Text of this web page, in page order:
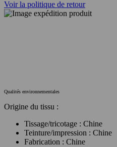
Voir la politique de retour
Qualités environnementales
Origine du tissu :
Tissage/tricotage : Chine
Teinture/impression : Chine
Fabrication : Chine